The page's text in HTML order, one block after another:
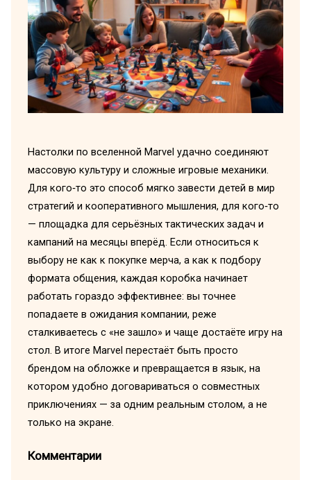
Настолки по вселенной Marvel удачно соединяют
массовую культуру и сложные игровые механики.
Для кого‑то это способ мягко завести детей в мир
стратегий и кооперативного мышления, для кого‑то
— площадка для серьёзных тактических задач и
кампаний на месяцы вперёд. Если относиться к
выбору не как к покупке мерча, а как к подбору
формата общения, каждая коробка начинает
работать гораздо эффективнее: вы точнее
попадаете в ожидания компании, реже
сталкиваетесь с «не зашло» и чаще достаёте игру на
стол. В итоге Marvel перестаёт быть просто
брендом на обложке и превращается в язык, на
котором удобно договариваться о совместных
приключениях — за одним реальным столом, а не
только на экране.
Комментарии